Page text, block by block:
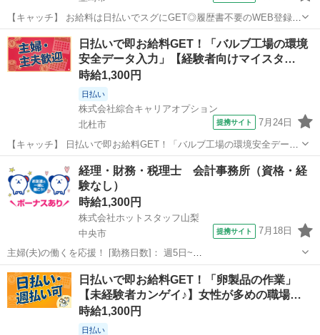
【キャッチ】 お給料は日払いでスグにGET◎履歴書不要のWEB登録
OK！「組立検査」高時給2580円！山梨県韮崎市周辺！20代～40代の
スタッフが多数活躍中★ 【コメント】 製造のお仕事をお探しの方必
見！ 「経験ないけど...
山梨 韮崎市 一般事務
日払いで即お給料GET！「バルブ工場の環境
安全データ入力」【経験者向けマイスタ…
時給1,300円
日払い
株式会社綜合キャリアオプション
北杜市
提携サイト 7月24日
【キャッチ】 日払いで即お給料GET！「バルブ工場の環境安全データ
入力」【経験者向けマイスターワーク!】残業ほぼナシでプラ充!アナタ
らしく♪髪型自由☆高時給1300円！ 【コメント】 製造のお仕事が豊富
★未経験で働いてみた...
一般事務
経理・財務・税理士 会計事務所（資格・経
験なし）
時給1,300円
株式会社ホットスタッフ山梨
中央市
提携サイト 7月18日
主婦(夫)の働くを応援！ [勤務日数]： 週5日~
08:30~17:30/08:30~16:30/07:30~16:30 [勤務地・最寄駅]： 山梨県中央
市中楯 株式会社ホットスタッフ山梨 常永駅自動車5分 [職種...
山梨 中央市 一般事務
日払いで即お給料GET！「卵製品の作業」
【未経験者カンゲイ♪】女性が多めの職場…
時給1,300円
日払い